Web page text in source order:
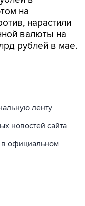
валюты на
рублей в мае.
новостей сайта
в официальном